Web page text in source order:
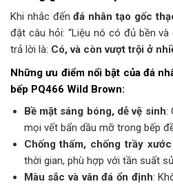
Khi nhắc đếnđá nhân tạo gốc
đặt câu hỏi: “Liệu nó có đủ bền và
trả lời là: Có, và còn vượt trội ở
Những ưu điểm nổi bật của đá
bếp PQ466 Wild Brown:
Bề mặt sáng bóng, dễ vệ sinh:
mọi vết bẩn dầu mỡ trong bếp
Chống thấm, chống trầy
thời gian, phù hợp với tần suất
Màu sắc và vân đá ổn định: